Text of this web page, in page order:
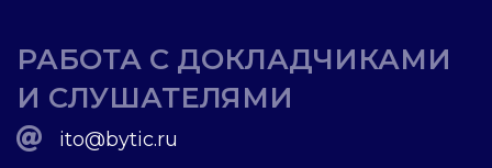
РАБОТА С ДОКЛАДЧИКАМИ
И СЛУШАТЕЛЯМИ
ito@bytic.ru